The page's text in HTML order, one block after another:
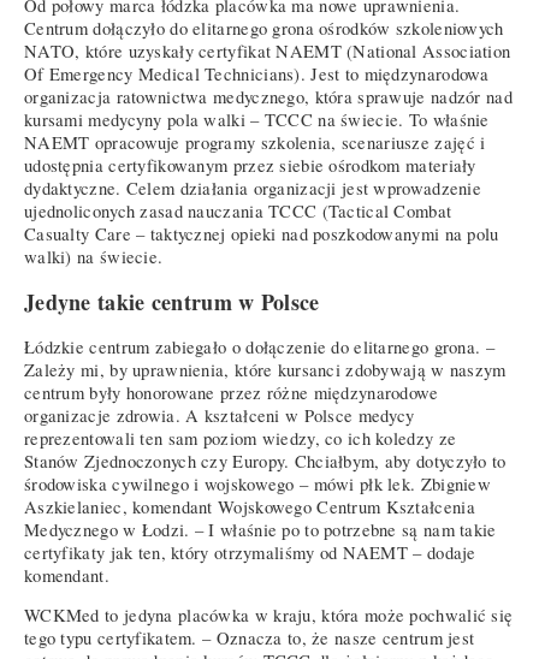
Od połowy marca łódzka placówka ma nowe uprawnienia.
Centrum dołączyło do elitarnego grona ośrodków szkoleniowych
NATO, które uzyskały certyfikat NAEMT (National Association
Of Emergency Medical Technicians). Jest to międzynarodowa
organizacja ratownictwa medycznego, która sprawuje nadzór nad
kursami medycyny pola walki – TCCC na świecie. To właśnie
NAEMT opracowuje programy szkolenia, scenariusze zajęć i
udostępnia certyfikowanym przez siebie ośrodkom materiały
dydaktyczne. Celem działania organizacji jest wprowadzenie
ujednoliconych zasad nauczania TCCC (Tactical Combat
Casualty Care – taktycznej opieki nad poszkodowanymi na polu
walki) na świecie.
Jedyne takie centrum w Polsce
Łódzkie centrum zabiegało o dołączenie do elitarnego grona. –
Zależy mi, by uprawnienia, które kursanci zdobywają w naszym
centrum były honorowane przez różne międzynarodowe
organizacje zdrowia. A kształceni w Polsce medycy
reprezentowali ten sam poziom wiedzy, co ich koledzy ze
Stanów Zjednoczonych czy Europy. Chciałbym, aby dotyczyło to
środowiska cywilnego i wojskowego – mówi płk lek. Zbigniew
Aszkielaniec, komendant Wojskowego Centrum Kształcenia
Medycznego w Łodzi. – I właśnie po to potrzebne są nam takie
certyfikaty jak ten, który otrzymaliśmy od NAEMT – dodaje
komendant.
WCKMed to jedyna placówka w kraju, która może pochwalić się
tego typu certyfikatem. – Oznacza to, że nasze centrum jest